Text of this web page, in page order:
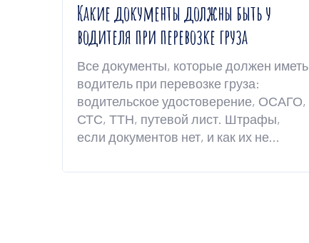
Какие документы должны быть у
водителя при перевозке груза
Все документы, которые должен иметь
водитель при перевозке груза:
водительское удостоверение, ОСАГО,
СТС, ТТН, путевой лист. Штрафы,
если документов нет, и как их не